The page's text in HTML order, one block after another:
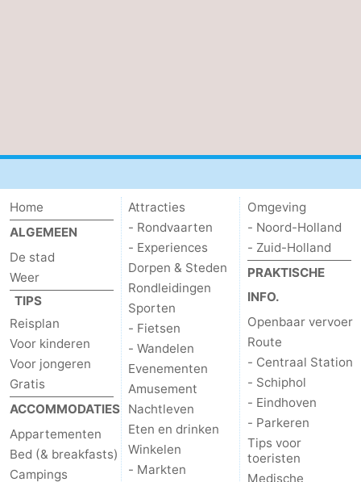
Home
ALGEMEEN
De stad
Weer
TIPS
Reisplan
Voor kinderen
Voor jongeren
Gratis
ACCOMMODATIES
Appartementen
Bed (& breakfasts)
Campings
Attracties
- Rondvaarten
- Experiences
Dorpen & Steden
Rondleidingen
Sporten
- Fietsen
- Wandelen
Evenementen
Amusement
Nachtleven
Eten en drinken
Winkelen
- Markten
Omgeving
- Noord-Holland
- Zuid-Holland
PRAKTISCHE
INFO.
Openbaar vervoer
Route
- Centraal Station
- Schiphol
- Eindhoven
- Parkeren
Tips voor
toeristen
Medische